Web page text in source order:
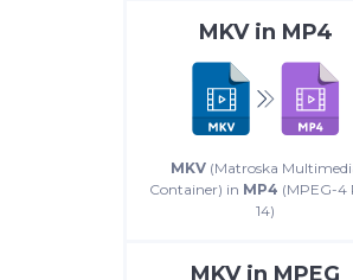
MKVin MP4
MKV (Matroska
Container) in MP4 (MPEG-4
14)
MKVin MPEG